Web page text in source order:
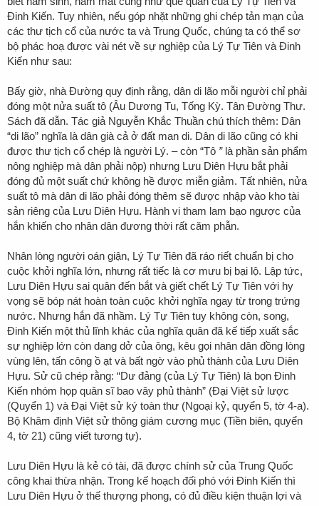
Đinh Kiến. Tuy nhiên, nếu góp nhặt những ghi chép tản mạn của
các thư tịch cổ của nước ta và Trung Quốc, chúng ta có thể sơ
bộ phác hoạ được vài nét về sự nghiệp của Lý Tự Tiên và Đinh
Kiến như sau:
Bấy giờ, nhà Đường quy định rằng, dân di lão mỗi người chỉ phải
đóng một nửa suất tô (Âu Dương Tu, Tống Kỳ. Tân Đường Thư.
Sách đã dẫn. Tác giả Nguyễn Khắc Thuần chú thích thêm: Dân
“di lão” nghĩa là dân già cả ở đất man di. Dân di lão cũng có khi
được thư tịch cổ chép là người Lý. – còn “Tô ”là phần sản phẩm
nông nghiệp mà dân phải nộp) nhưng Lưu Diên Hựu bắt phải
đóng đủ một suất chứ không hề được miễn giảm. Tất nhiên, nửa
suất tô mà dân di lão phải đóng thêm sẽ được nhập vào kho tài
sản riêng của Lưu Diên Hựu. Hành vi tham lam bạo ngược của
hắn khiến cho nhân dân đương thời rất căm phẫn.
Nhân lòng người oán giận, Lý Tự Tiên đã ráo riết chuẩn bị cho
cuộc khởi nghĩa lớn, nhưng rất tiếc là cơ mưu bị bại lộ. Lập tức,
Lưu Diên Hựu sai quân đến bắt và giết chết Lý Tự Tiên với hy
vọng sẽ bóp nát hoàn toàn cuộc khởi nghĩa ngay từ trong trứng
nước. Nhưng hắn đã nhầm. Lý Tự Tiên tuy không còn, song,
Đinh Kiến một thủ lĩnh khác của nghĩa quân đã kế tiếp xuất sắc
sự nghiệp lớn còn dang dở của ông, kêu gọi nhân dân đồng lòng
vùng lên, tấn công ồ ạt và bất ngờ vào phủ thành của Lưu Diên
Hựu. Sử cũ chép rằng: “Dư đảng (của Lý Tự Tiên) là bọn Đinh
Kiến nhóm họp quân sĩ bao vây phủ thành” (Đại Việt sử lược
(Quyển 1) và Đại Việt sử ký toàn thư (Ngoại kỷ, quyển 5, tờ 4-a).
Bộ Khâm định Việt sử thông giám cương mục (Tiền biên, quyển
4, tờ 21) cũng viết tương tự).
Lưu Diên Hựu là kẻ có tài, đã được chính sử của Trung Quốc
công khai thừa nhận. Trong kế hoạch đối phó với Đinh Kiến thì
Lưu Diên Hựu ở thế thượng phong, có đủ điều kiện thuận lợi và